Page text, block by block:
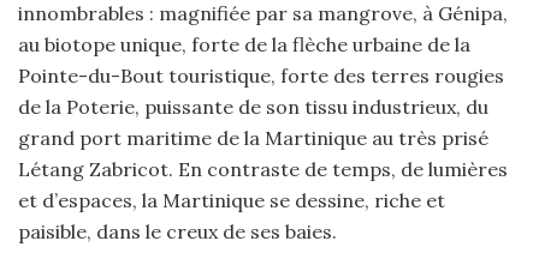
innombrables : magnifiée par sa mangrove, à Génipa,
au biotope unique, forte de la flèche urbaine de la
Pointe-du-Bout touristique, forte des terres rougies
de la Poterie, puissante de son tissu industrieux, du
grand port maritime de la Martinique au très prisé
Létang Zabricot. En contraste de temps, de lumières
et d’espaces, la Martinique se dessine, riche et
paisible, dans le creux de ses baies.